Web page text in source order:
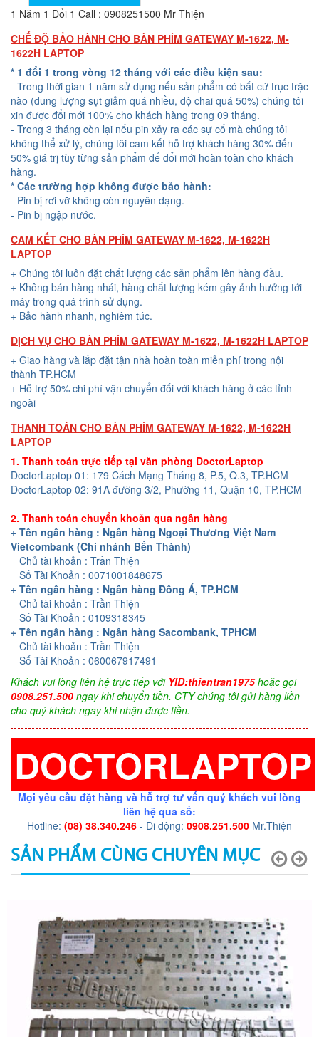
1 Năm 1 Đổi 1 Call ; 0908251500 Mr Thiện
CHẾ ĐỘ BẢO HÀNH CHO BÀN PHÍM GATEWAY M-1622, M-
1622H LAPTOP
* 1 đổi 1 trong vòng 12 tháng với các điều kiện sau:
- Trong thời gian 1 năm sử dụng nếu sản phẩm có bất cứ trục trặc
nào (dung lượng sụt giảm quá nhiều, độ chai quá 50%) chúng tôi
xin được đổi mới 100% cho khách hàng trong 09 tháng.
- Trong 3 tháng còn lại nếu pin xảy ra các sự cố mà chúng tôi
không thể xử lý, chúng tôi cam kết hỗ trợ khách hàng 30% đến
50% giá trị tùy từng sản phẩm để đổi mới hoàn toàn cho khách
hàng.
* Các trường hợp không được bảo hành:
- Pin bị rơi vỡ không còn nguyên dạng.
- Pin bị ngập nước.
CAM KẾT CHO BÀN PHÍM GATEWAY M-1622, M-1622H
LAPTOP
+ Chúng tôi luôn đặt chất lượng các sản phẩm lên hàng đầu.
+ Không bán hàng nhái, hàng chất lượng kém gây ảnh hưởng tới
máy trong quá trình sử dụng.
+ Bảo hành nhanh, nghiêm túc.
DỊCH VỤ CHO BÀN PHÍM GATEWAY M-1622, M-1622H LAPTOP
+ Giao hàng và lắp đặt tận nhà hoàn toàn miễn phí trong nội
thành TP.HCM
+ Hỗ trợ 50% chi phí vận chuyển đối với khách hàng ở các tỉnh
ngoài
THANH TOÁN CHO BÀN PHÍM GATEWAY M-1622, M-1622H
LAPTOP
1. Thanh toán trực tiếp tại văn phòng DoctorLaptop
DoctorLaptop 01: 179 Cách Mạng Tháng 8, P.5, Q.3, TP.HCM
DoctorLaptop 02: 91A đường 3/2, Phường 11, Quận 10, TP.HCM
2. Thanh toán chuyển khoản qua ngân hàng
+ Tên ngân hàng : Ngân hàng Ngoại Thương Việt Nam
Vietcombank (Chi nhánh Bến Thành)
Chủ tài khoản : Trần Thiện
Số Tài Khoản : 0071001848675
+ Tên ngân hàng : Ngân hàng Đông Á, TP.HCM
Chủ tài khoản : Trần Thiện
Số Tài Khoản : 0109318345
+ Tên ngân hàng : Ngân hàng Sacombank, TPHCM
Chủ tài khoản : Trần Thiện
Số Tài Khoản : 060067917491
Khách vui lòng liên hệ trực tiếp với YID:thientran1975hoặc gọi
0908.251.500 ngay khi chuyển tiền. CTY chúng tôi gửi hàng liền
cho quý khách ngay khi nhận được tiền.
DOCTORLAPTOP
Mọi yêu cầu đặt hàng và hỗ trợ tư vấn quý khách vui lòng
liên hệ qua số:
Hotline: (08) 38.340.246 - Di động: 0908.251.500 Mr.Thiện
SẢN PHẨM CÙNG CHUYÊN MỤC